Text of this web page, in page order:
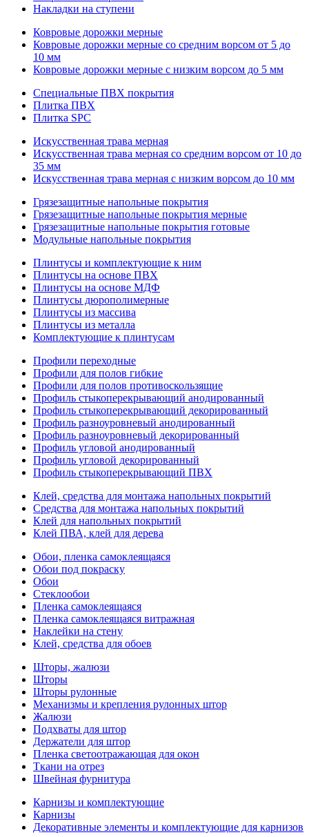
Накладки на ступени
Ковровые дорожки мерные
Ковровые дорожки мерные со средним ворсом от 5 до
10 мм
Ковровые дорожки мерные с низким ворсом до 5 мм
Специальные ПВХ покрытия
Плитка ПВХ
Плитка SPC
Искуccтвенная трава мерная
Искусственная трава мерная со средним ворсом от 10 до
35 мм
Искусственная трава мерная с низким ворсом до 10 мм
Грязезащитные напольные покрытия
Грязезащитные напольные покрытия мерные
Грязезащитные напольные покрытия готовые
Модульные напольные покрытия
Плинтусы и комплектующие к ним
Плинтусы на основе ПВХ
Плинтусы на основе МДФ
Плинтусы дюрополимерные
Плинтусы из массива
Плинтусы из металла
Комплектующие к плинтусам
Профили переходные
Профили для полов гибкие
Профили для полов противоскользящие
Профиль стыкоперекрывающий анодированный
Профиль стыкоперекрывающий декорированный
Профиль разноуровневый анодированный
Профиль разноуровневый декорированный
Профиль угловой анодированный
Профиль угловой декорированный
Профиль стыкоперекрывающий ПВХ
Клей, средства для монтажа напольных покрытий
Средства для монтажа напольных покрытий
Клей для напольных покрытий
Клей ПВА, клей для дерева
Обои, пленка самоклеящаяся
Обои под покраску
Обои
Стеклообои
Пленка самоклеящаяся
Пленка самоклеящаяся витражная
Наклейки на стену
Клей, средства для обоев
Шторы, жалюзи
Шторы
Шторы рулонные
Механизмы и крепления рулонных штор
Жалюзи
Подхваты для штор
Держатели для штор
Пленка светоотражающая для окон
Ткани на отрез
Швейная фурнитура
Карнизы и комплектующие
Карнизы
Декоративные элементы и комплектующие для карнизов